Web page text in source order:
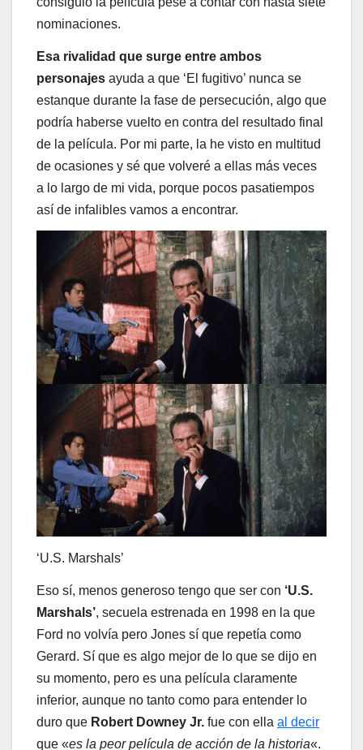
nominaciones.
Esa rivalidad que surge entre ambos
personajes ayuda a que ‘El fugitivo’ nunca se
estanque durante la fase de persecución, algo que
podría haberse vuelto en contra del resultado final
de la película. Por mi parte, la he visto en multitud
de ocasiones y sé que volveré a ellas más veces
a lo largo de mi vida, porque pocos pasatiempos
así de infalibles vamos a encontrar.
‘U.S. Marshals’
Eso sí, menos generoso tengo que ser con ‘U.S.
Marshals’, secuela estrenada en 1998 en la que
Ford no volvía pero Jones sí que repetía como
Gerard. Sí que es algo mejor de lo que se dijo en
su momento, pero es una película claramente
inferior, aunque no tanto como para entender lo
duro que Robert Downey Jr. fue con ella al decir
que «es la peor película de acción de la historia«.